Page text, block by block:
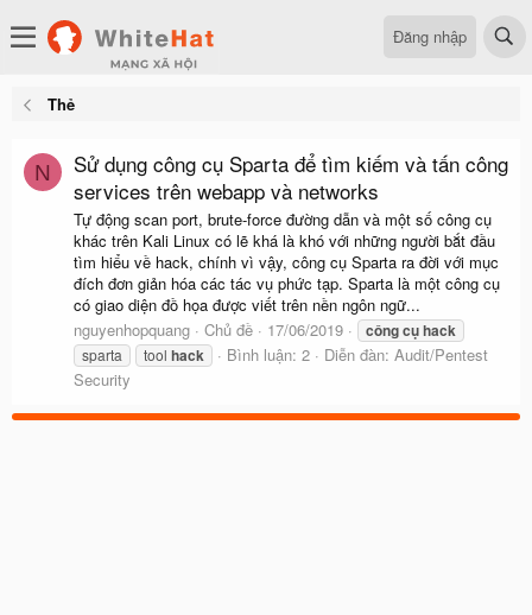
Đăng nhập
Thẻ
N
Sử dụng công cụ Sparta để tìm kiếm và tấn công
services trên webapp và networks
Tự động scan port, brute-force đường dẫn và một số công cụ
khác trên Kali Linux có lẽ khá là khó với những người bắt đầu
tìm hiểu về hack, chính vì vậy, công cụ Sparta ra đời với mục
đích đơn giản hóa các tác vụ phức tạp. Sparta là một công cụ
có giao diện đồ họa được viết trên nền ngôn ngữ...
nguyenhopquang
Chủ đề 17/06/2019 côngcụhack
sparta tool hack Bình luận: 2 Diễn đàn: Audit/Pentest
Security